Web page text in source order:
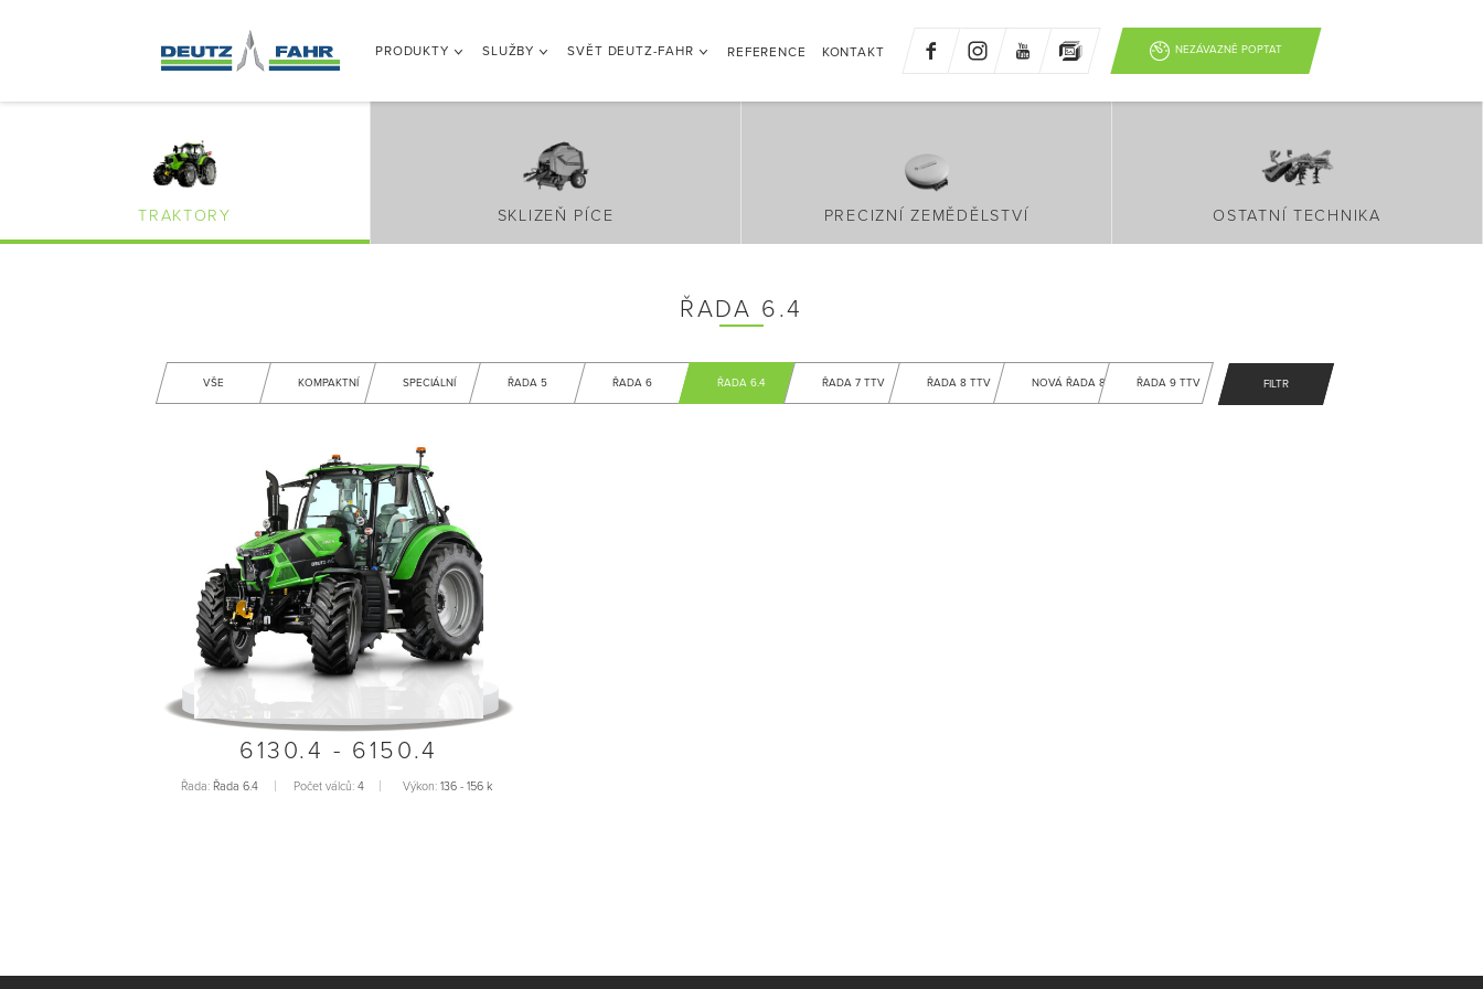
PRODUKTY SLUŽBY SVĚT DEUTZ-FAHR REFERENCE KONTAKT NEZÁVAZNĚ POPTAT
TRAKTORY SKLIZEŇ PÍCE PRECIZNÍ ZEMĚDĚLSTVÍ OSTATNÍ TECHNIKA
ŘADA 6.4
VŠE KOMPAKTNÍ SPECIÁLNÍ ŘADA 5 ŘADA 6 ŘADA 6.4 ŘADA 7 TTV ŘADA 8 TTV NOVÁ ŘADA 8 ŘADA 9 TTV FILTR
6130.4 - 6150.4
Řada: Řada 6.4 Počet válců: 4 Výkon: 136 - 156 k